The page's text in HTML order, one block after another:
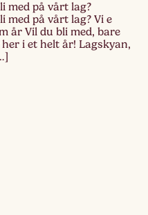
med på vårt lag?
med på vårt lag? Vi e
år Vil du bli med, bare
i et helt år! Lagskyan,